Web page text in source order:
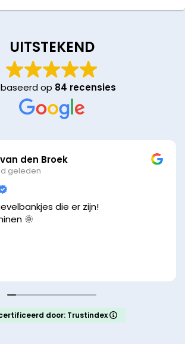
UITSTEKEND
op 84 recensies
den Broek
geleden
die er zijn!
🌞
door: Trustindex